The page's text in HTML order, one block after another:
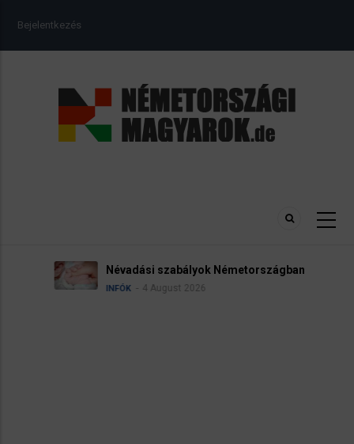
USER
MENU
Bejelentkezés
Névadási szabályok Németországban
INFÓK 4 August 2026